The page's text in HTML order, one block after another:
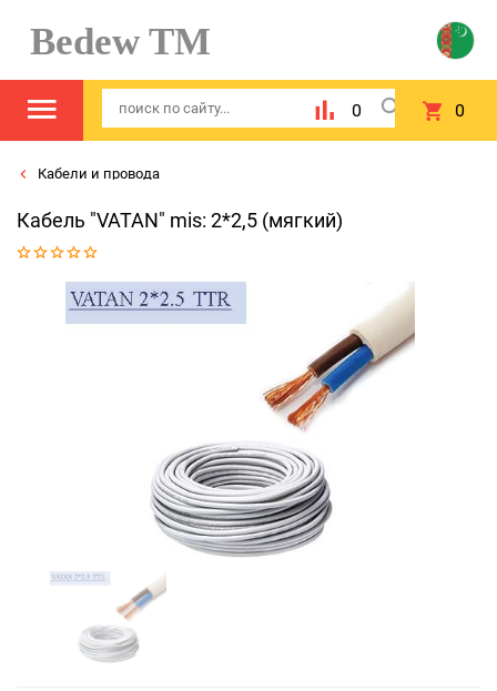
Bedew TM
0 0
Кабели и провода
Кабель "VATAN" mis: 2*2,5 (мягкий)